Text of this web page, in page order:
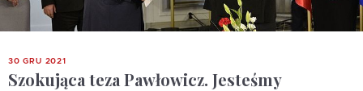
30 GRU 2021
Szokująca teza Pawłowicz. Jesteśmy